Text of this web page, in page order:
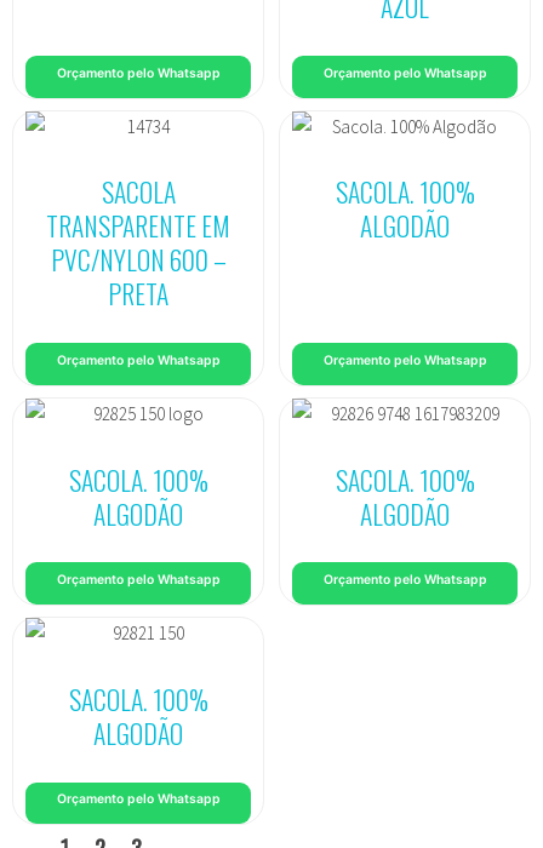
Orçamento pelo Whatsapp Orçamento pelo Whatsapp
SACOLA
TRANSPARENTE EM
PVC/NYLON 600 –
PRETA
Orçamento pelo Whatsapp
SACOLA. 100%
ALGODÃO
Orçamento pelo Whatsapp
SACOLA. 100%
ALGODÃO
Orçamento pelo Whatsapp
SACOLA. 100%
ALGODÃO
Orçamento pelo Whatsapp
SACOLA. 100%
ALGODÃO
Orçamento pelo Whatsapp